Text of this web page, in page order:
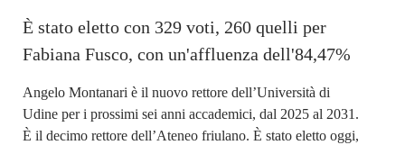
È stato eletto con 329 voti, 260 quelli per
Fabiana Fusco, con un'affluenza dell'84,47%
Angelo Montanari è il nuovo rettore dell’Università di
Udine per i prossimi sei anni accademici, dal 2025 al 2031.
È il decimo rettore dell’Ateneo friulano. È stato eletto oggi,